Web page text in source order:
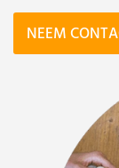
NEEM